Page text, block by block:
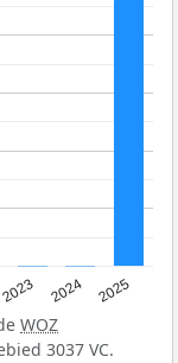
2023 2024 2025
WOZ
3037 VC.